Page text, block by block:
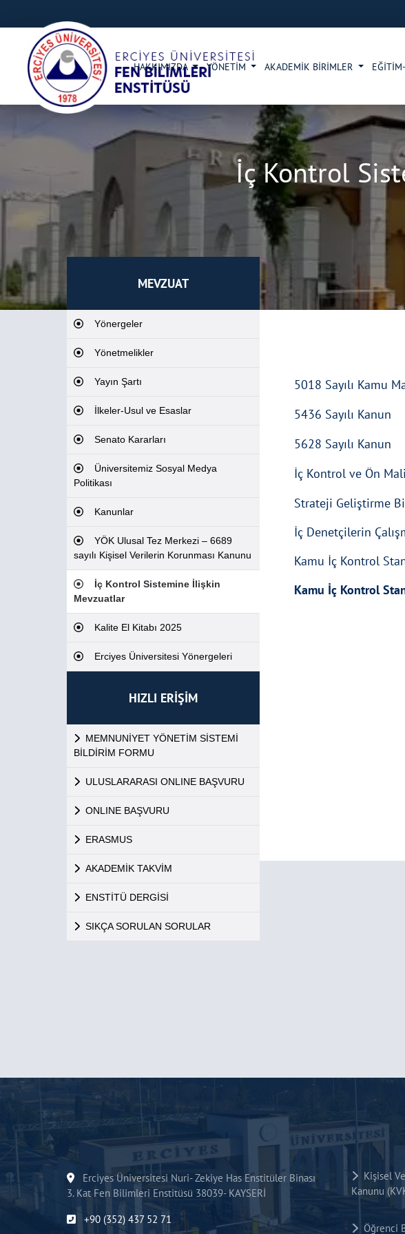
HAKKIMIZDA YÖNETİM AKADEMİK BİRİMLER
İç Kontrol
MEVZUAT
Yönergeler
Yönetmelikler
Yayın Şartı
İlkeler-Usul ve Esaslar
Senato Kararları
Üniversitemiz Sosyal Medya
Politikası
Kanunlar
YÖK Ulusal Tez Merkezi – 6689
sayılı Kişisel Verilerin Korunması Kanunu
İç Kontrol Sistemine İlişkin
Mevzuatlar
Kalite El Kitabı 2025
Erciyes Üniversitesi Yönergeleri
HIZLI ERİŞİM
MEMNUNİYET YÖNETİM SİSTEMİ
BİLDİRİM FORMU
ULUSLARARASI ONLINE BAŞVURU
ONLINE BAŞVURU
ERASMUS
AKADEMİK TAKVİM
ENSTİTÜ DERGİSİ
SIKÇA SORULAN SORULAR
5018 Sayılı Kamu
5436 Sayılı Kanun
5628 Sayılı Kanun
İç Kontrol ve Ön
Strateji Geliştirme
İç Denetçilerin
Kamu İç Kontrol
Kamu İç Kontrol
Erciyes Üniversitesi Nuri- Zekiye Has Enstitüler Binası
3. Kat Fen Bilimleri Enstitüsü 38039- KAYSERİ
+90 (352) 437 52 71
Kişisel
Kanunu
Öğrenci